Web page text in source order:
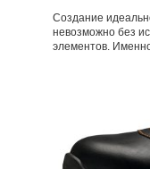
Создание
невозможно без
элементов.